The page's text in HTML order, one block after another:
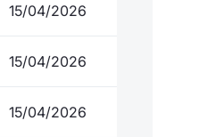
15/04/2026
15/04/2026
15/04/2026